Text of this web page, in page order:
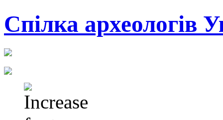
Cпілка археологів